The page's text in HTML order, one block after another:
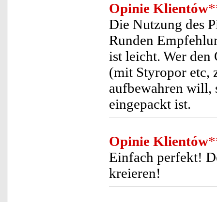
Opinie Klientów
Die Nutzung des
Runden
ist leicht. Wer
(mit Styropor etc,
aufbewahren will,
eingepackt ist.
Opinie Klientów
Einfach perfekt!
kreieren!